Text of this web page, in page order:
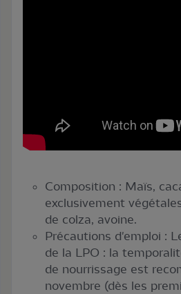
Composition : Maïs,
exclusivement
de colza, avoine.
Précautions d'emploi :
de la LPO : la
de nourrissage est
novembre (dès les